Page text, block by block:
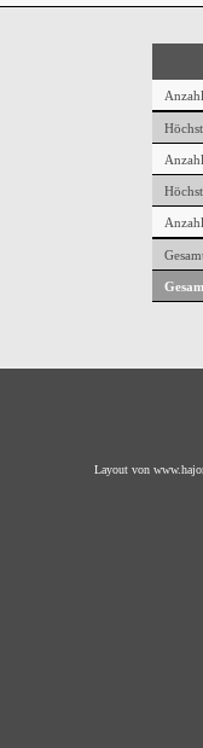
Layout von